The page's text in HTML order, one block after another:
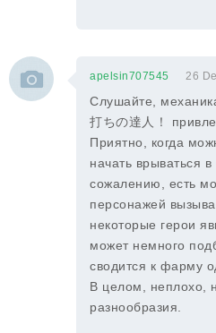
apelsin707545 26
Слушайте,
打ちの達人！
Приятно, когда
начать врываться
сожалению, есть
персонажей
некоторые герои
может немного
сводится к фарму
В целом, неплохо,
разнообразия.